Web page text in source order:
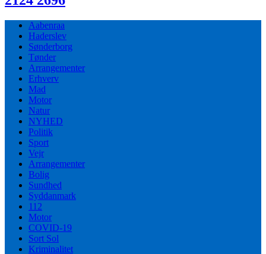
Aabenraa
Haderslev
Sønderborg
Tønder
Arrangementer
Erhverv
Mad
Motor
Natur
NYHED
Politik
Sport
Vejr
Arrangementer
Bolig
Sundhed
Syddanmark
112
Motor
COVID-19
Sort Sol
Kriminalitet